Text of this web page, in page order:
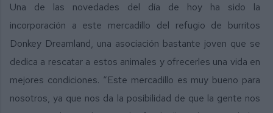
Una de las novedades del día de hoy ha sido la
incorporación a este mercadillo del refugio de burritos
Donkey Dreamland, una asociación bastante joven que se
dedica a rescatar a estos animales y ofrecerles una vida en
mejores condiciones. “Este mercadillo es muy bueno para
nosotros, ya que nos da la posibilidad de que la gente nos